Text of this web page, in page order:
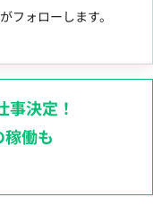
フォローします。
事決定！
働も